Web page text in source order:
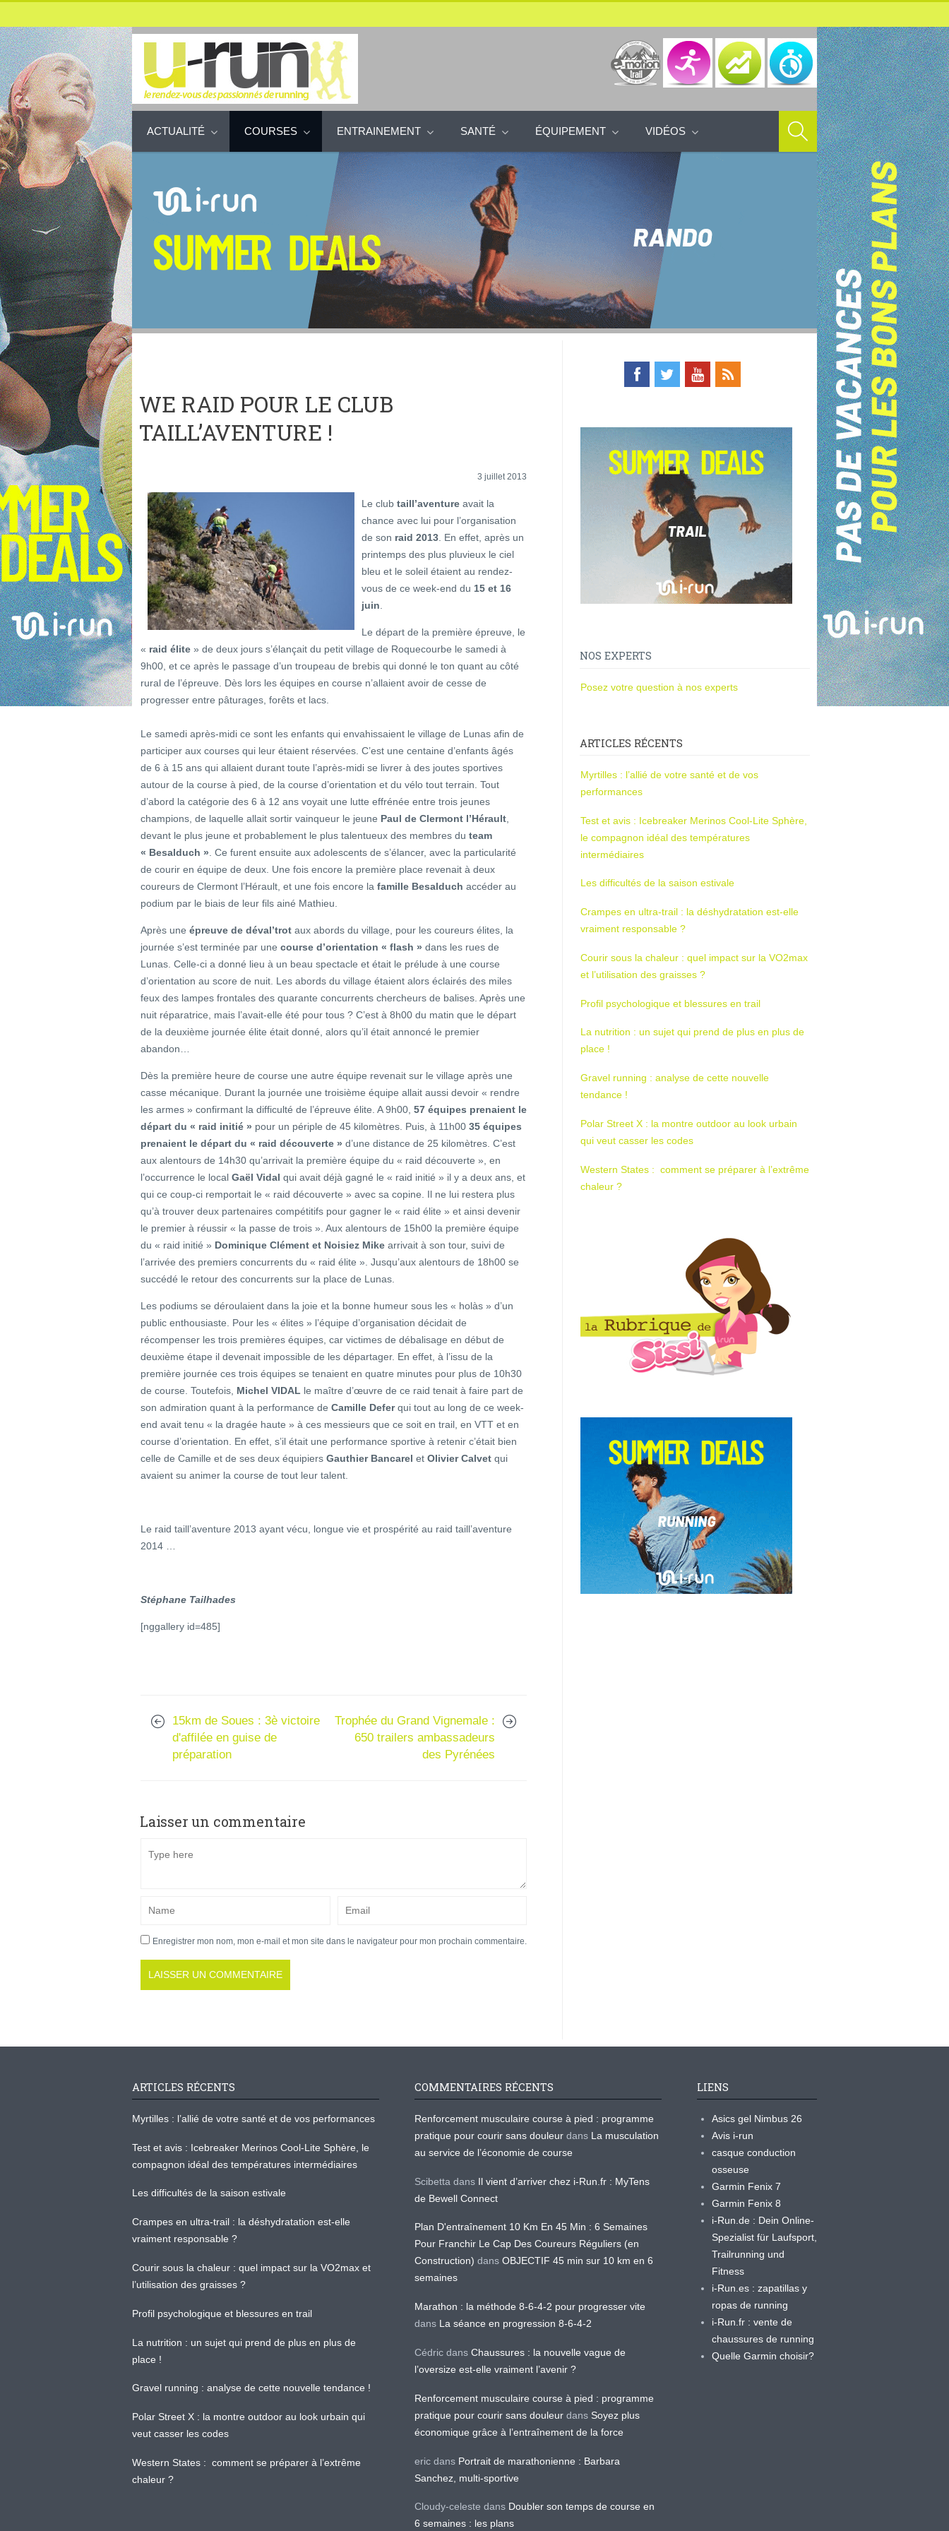
ACTUALITÉ COURSES ENTRAINEMENT SANTÉ ÉQUIPEMENT VIDÉOS
WE RAID POUR LE CLUB
TAILL’AVENTURE !
3 juillet 2013
Le club taill’aventure avait la
chance avec lui pour l’organisation
de son raid 2013 . En effet, après un
printemps des plus pluvieux le ciel
bleu et le soleil étaient au rendez-
vous de ce week-end du 15 et 16
juin
Le départ de la première épreuve, le
« raid élite » de deux jours s’élançait du petit village de Roquecourbe le samedi à
9h00, et ce après le passage d’un troupeau de brebis qui donné le ton quant au côté
rural de l’épreuve. Dès lors les équipes en course n’allaient avoir de cesse de
progresser entre pâturages, forêts et lacs.
Le samedi après-midi ce sont les enfants qui envahissaient le village de Lunas afin de
participer aux courses qui leur étaient réservées. C’est une centaine d’enfants âgés
de 6 à 15 ans qui allaient durant toute l’après-midi se livrer à des joutes sportives
autour de la course à pied, de la course d’orientation et du vélo tout terrain. Tout
d’abord la catégorie des 6 à 12 ans voyait une lutte effrénée entre trois jeunes
champions, de laquelle allait sortir vainqueur le jeune Paul de Clermont l’Hérault
devant le plus jeune et probablement le plus talentueux des membres du team
« Besalduch » . Ce furent ensuite aux adolescents de s’élancer, avec la particularité
de courir en équipe de deux. Une fois encore la première place revenait à deux
coureurs de Clermont l’Hérault, et une fois encore la famille Besalduch accéder au
podium par le biais de leur fils ainé Mathieu.
Après une épreuve de déval’trot aux abords du village, pour les coureurs élites, la
journée s’est terminée par une course d’orientation « flash » dans les rues de
Lunas. Celle-ci a donné lieu à un beau spectacle et était le prélude à une course
d’orientation au score de nuit. Les abords du village étaient alors éclairés des miles
feux des lampes frontales des quarante concurrents chercheurs de balises. Après une
nuit réparatrice, mais l’avait-elle été pour tous ? C’est à 8h00 du matin que le départ
de la deuxième journée élite était donné, alors qu’il était annoncé le premier
abandon…
Dès la première heure de course une autre équipe revenait sur le village après une
casse mécanique. Durant la journée une troisième équipe allait aussi devoir « rendre
les armes » confirmant la difficulté de l’épreuve élite. A 9h00, 57 équipes prenaient le
départ du « raid initié » pour un périple de 45 kilomètres. Puis, à 11h00 35 équipes
prenaient le départ du « raid découverte » d’une distance de 25 kilomètres. C’est
aux alentours de 14h30 qu’arrivait la première équipe du « raid découverte », en
l’occurrence le local Gaël Vidal qui avait déjà gagné le « raid initié » il y a deux ans, et
qui ce coup-ci remportait le « raid découverte » avec sa copine. Il ne lui restera plus
qu’à trouver deux partenaires compétitifs pour gagner le « raid élite » et ainsi devenir
le premier à réussir « la passe de trois ». Aux alentours de 15h00 la première équipe
du « raid initié » Dominique Clément et Noisiez Mike arrivait à son tour, suivi de
l’arrivée des premiers concurrents du « raid élite ». Jusqu’aux alentours de 18h00 se
succédé le retour des concurrents sur la place de Lunas.
Les podiums se déroulaient dans la joie et la bonne humeur sous les « holàs » d’un
public enthousiaste. Pour les « élites » l’équipe d’organisation décidait de
récompenser les trois premières équipes, car victimes de débalisage en début de
deuxième étape il devenait impossible de les départager. En effet, à l’issu de la
première journée ces trois équipes se tenaient en quatre minutes pour plus de 10h30
de course. Toutefois, Michel VIDAL le maître d’œuvre de ce raid tenait à faire part de
son admiration quant à la performance de Camille Deferqui tout au long de ce week-
end avait tenu « la dragée haute » à ces messieurs que ce soit en trail, en VTT et en
course d’orientation. En effet, s’il était une performance sportive à retenir c’était bien
celle de Camille et de ses deux équipiers Gauthier Bancarel et Olivier Calvet qui
avaient su animer la course de tout leur talent.
Le raid taill’aventure 2013 ayant vécu, longue vie et prospérité au raid taill’aventure
2014 …
Stéphane Tailhades
[nggallery id=485]
15km de Soues : 3è victoire
d'affilée en guise de
préparation
Trophée du Grand Vignemale :
650 trailers ambassadeurs
des Pyrénées
Laisser un commentaire
Enregistrer mon nom, mon e-mail et mon site dans le navigateur pour mon prochain commentaire.
NOS EXPERTS
Posez votre question à nos experts
ARTICLES RÉCENTS
Myrtilles : l’allié de votre santé et de vos
performances
Test et avis : Icebreaker Merinos Cool-Lite Sphère,
le compagnon idéal des températures
intermédiaires
Les difficultés de la saison estivale
Crampes en ultra-trail : la déshydratation est-elle
vraiment responsable ?
Courir sous la chaleur : quel impact sur la VO2max
et l’utilisation des graisses ?
Profil psychologique et blessures en trail
La nutrition : un sujet qui prend de plus en plus de
place !
Gravel running : analyse de cette nouvelle
tendance !
Polar Street X : la montre outdoor au look urbain
qui veut casser les codes
Western States : comment se préparer à l’extrême
chaleur ?
ARTICLES RÉCENTS
Myrtilles : l’allié de votre santé et de vos performances
Test et avis : Icebreaker Merinos Cool-Lite Sphère, le
compagnon idéal des températures intermédiaires
Les difficultés de la saison estivale
Crampes en ultra-trail : la déshydratation est-elle
vraiment responsable ?
Courir sous la chaleur : quel impact sur la VO2max et
l’utilisation des graisses ?
Profil psychologique et blessures en trail
La nutrition : un sujet qui prend de plus en plus de
place !
Gravel running : analyse de cette nouvelle tendance !
Polar Street X : la montre outdoor au look urbain qui
veut casser les codes
Western States : comment se préparer à l’extrême
chaleur ?
COMMENTAIRES RÉCENTS
Renforcement musculaire course à pied : programme
pratique pour courir sans douleur dans La musculation
au service de l’économie de course
Scibetta dans Il vient d’arriver chez i-Run.fr : MyTens
de Bewell Connect
Plan D'entraînement 10 Km En 45 Min : 6 Semaines
Pour Franchir Le Cap Des Coureurs Réguliers (en
Construction) dans OBJECTIF 45 min sur 10 km en 6
semaines
Marathon : la méthode 8-6-4-2 pour progresser vite
dans La séance en progression 8-6-4-2
Cédric dans Chaussures : la nouvelle vague de
l’oversize est-elle vraiment l’avenir ?
Renforcement musculaire course à pied : programme
pratique pour courir sans douleur dans Soyez plus
économique grâce à l’entraînement de la force
eric dans Portrait de marathonienne : Barbara
Sanchez, multi-sportive
Cloudy-celeste dans Doubler son temps de course en
6 semaines : les plans
LIENS
Asics gel Nimbus 26
Avis i-run
casque conduction
osseuse
Garmin Fenix 7
Garmin Fenix 8
i-Run.de : Dein Online-
Spezialist für Laufsport,
Trailrunning und
Fitness
i-Run.es : zapatillas y
ropas de running
i-Run.fr : vente de
chaussures de running
Quelle Garmin choisir?